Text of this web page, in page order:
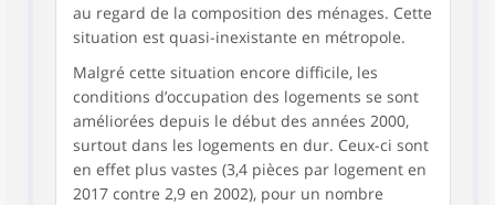
au regard de la composition des ménages. Cette
situation est quasi-inexistante en métropole.
Malgré cette situation encore difficile, les
conditions d’occupation des logements se sont
améliorées depuis le début des années 2000,
surtout dans les logements en dur. Ceux-ci sont
en effet plus vastes (3,4 pièces par logement en
2017 contre 2,9 en 2002), pour un nombre